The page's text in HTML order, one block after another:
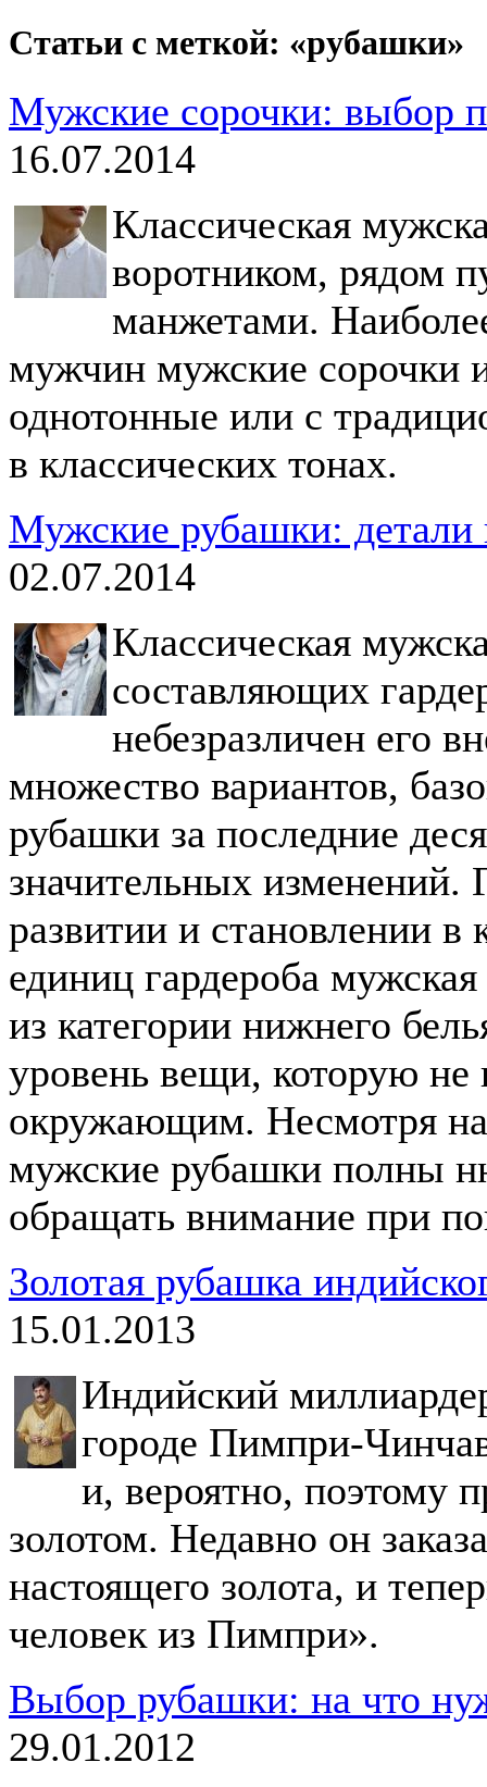
Статьи с меткой: «рубашки»
Мужские сорочки: выбор
16.07.2014
Классическая
воротником, рядом
манжетами.
мужчин мужские сорочки
однотонные или с
в классических тонах.
Мужские рубашки: детали
02.07.2014
Классическая
составляющих
небезразличен его
множество вариантов,
рубашки за последние
значительных изменений.
развитии и становлении в
единиц гардероба
из категории нижнего
уровень вещи, которую не
окружающим. Несмотря
мужские рубашки полны
обращать внимание при
Золотая рубашка
15.01.2013
Индийский
городе Пимпри-
и, вероятно, поэтому
золотом. Недавно он
настоящего золота, и
человек из Пимпри».
Выбор рубашки: на что
29.01.2012